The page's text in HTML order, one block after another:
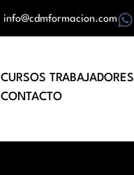
info@cdmformacion.com
CURSOS TRABAJADORES
CONTACTO